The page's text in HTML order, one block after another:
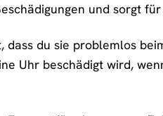
und sorgt
dass du sie problemlos
Uhr beschädigt wird,